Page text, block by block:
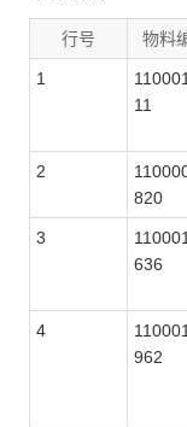
行号 物料
1
11
2
820
3
636
4
962